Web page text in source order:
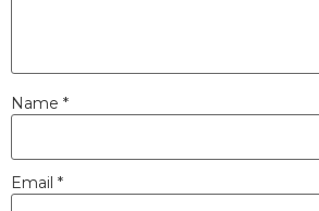
Name *
Email *